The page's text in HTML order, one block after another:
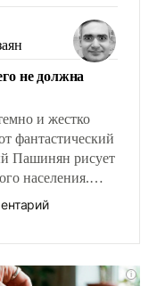
ситуация
период
США, например,
не должна
и жестко
фантастический
Пашинян рисует
населения.
безусловно
и где